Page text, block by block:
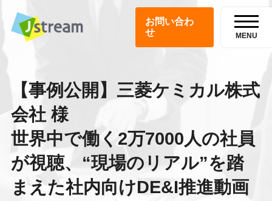
お問い合わ
せ
MENU
【事例公開】三菱ケミカル株式
会社 様
世界中で働く2万7000人の社員
が視聴、“現場のリアル”を踏
まえた社内向けDE&I推進動画